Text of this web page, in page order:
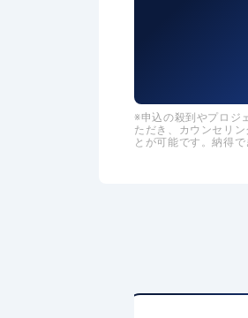
申込の殺到やプロジ
ただき、カウンセリ
とが可能です。納得